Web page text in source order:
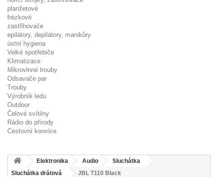
planžetové
frézkové
zastřihovače
epilátory, depilátory, manikůry
ústní hygiena
Velké spotřebiče
Klimatizace
Mikrovlnné trouby
Odsavače par
Trouby
Výrobník ledu
Outdoor
Čelové svítilny
Rádio do přírody
Cestovní konvice
Elektronika Audio
Sluchátka
Sluchátka drátová
JBL T110 Black